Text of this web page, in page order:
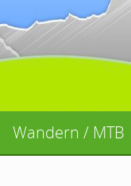
Wandern / MTB